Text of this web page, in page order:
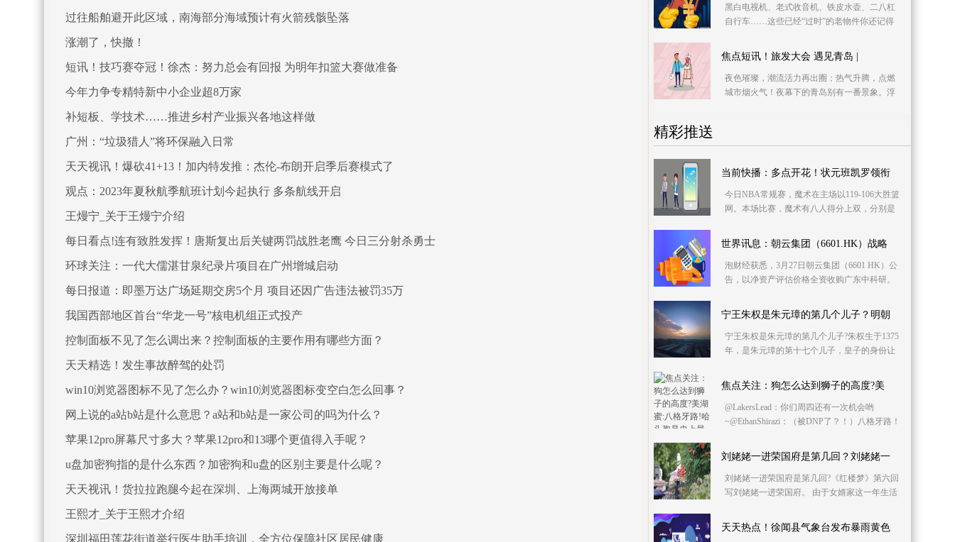
过往船舶避开此区域，南海部分海域预计有火箭残骸坠落
涨潮了，快撤！
短讯！技巧赛夺冠！徐杰：努力总会有回报 为明年扣篮大赛做准备
今年力争专精特新中小企业超8万家
补短板、学技术……推进乡村产业振兴各地这样做
广州：“垃圾猎人”将环保融入日常
天天视讯！爆砍41+13！加内特发推：杰伦-布朗开启季后赛模式了
观点：2023年夏秋航季航班计划今起执行 多条航线开启
王熳宁_关于王熳宁介绍
每日看点!连有致胜发挥！唐斯复出后关键两罚战胜老鹰 今日三分射杀勇士
环球关注：一代大儒湛甘泉纪录片项目在广州增城启动
每日报道：即墨万达广场延期交房5个月 项目还因广告违法被罚35万
我国西部地区首台“华龙一号”核电机组正式投产
控制面板不见了怎么调出来？控制面板的主要作用有哪些方面？
天天精选！发生事故醉驾的处罚
win10浏览器图标不见了怎么办？win10浏览器图标变空白怎么回事？
网上说的a站b站是什么意思？a站和b站是一家公司的吗为什么？
苹果12pro屏幕尺寸多大？苹果12pro和13哪个更值得入手呢？
u盘加密狗指的是什么东西？加密狗和u盘的区别主要是什么呢？
天天视讯！货拉拉跑腿今起在深圳、上海两城开放接单
王熙才_关于王熙才介绍
深圳福田莲花街道举行医生助手培训，全方位保障社区居民健康
黑白电视机、老式收音机、铁皮水壶、二八杠
自行车……这些已经“过时”的老物件你还记得
里院记忆馆
焦点短讯！旅发大会 遇见青岛 |
夜色璀璨，潮流活力再出圈；热气升腾，点燃
城市烟火气！夜幕下的青岛别有一番景象。浮
精彩推送
当前快播：多点开花！状元班凯罗领衔
今日NBA常规赛，魔术在主场以119-106大胜篮
网。本场比赛，魔术有八人得分上双，分别是
分、富尔茨10分
世界讯息：朝云集团（6601.HK）战略
泡财经获悉，3月27日朝云集团（6601 HK）公
告，以净资产评估价格全资收购广东中科研。
步加强本集团
宁王朱权是朱元璋的第几个儿子？明朝
宁王朱权是朱元璋的第几个儿子?朱权生于1375
年，是朱元璋的第十七个儿子，皇子的身份让
明王朝之
焦点关注：狗怎么达到狮子的高度?美
@LakersLead：你们周四还有一次机会哟
~@EthanShirazi：（被DNP了？！）八格牙路！
会再这个裁判的胯
刘姥姥一进荣国府是第几回？刘姥姥一
刘姥姥一进荣国府是第几回?《红楼梦》第六回
写刘姥姥一进荣国府。 由于女婿家这一年生活
难熬
天天热点！徐闻县气象台发布暴雨黄色